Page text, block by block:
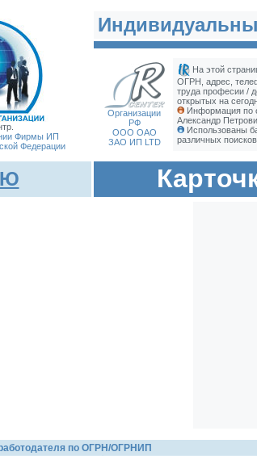
Фирмы ИП
Федерации
Организации
РФ
ООО ОАО
ЗАО ИП LTD
На этой
ОГРН, адрес,
труда професии /
открытых на
Информация по
Александр
Использованы
различных
по ОГРН/ОГРНИП